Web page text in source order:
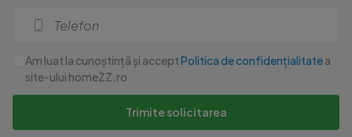
Am luat la cunoștință și acceptPolitica de confidențialitatea
site-ului homeZZ.ro
Trimite solicitarea